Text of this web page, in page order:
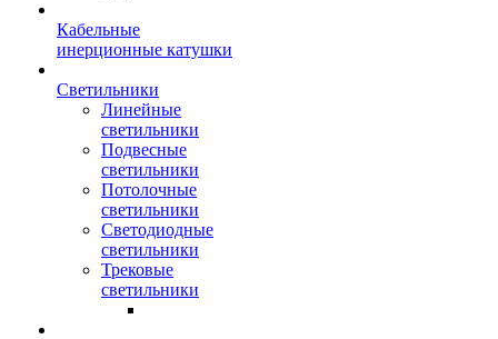
Кабельные
инерционные катушки
Светильники
Линейные
светильники
Подвесные
светильники
Потолочные
светильники
Светодиодные
светильники
Трековые
светильники